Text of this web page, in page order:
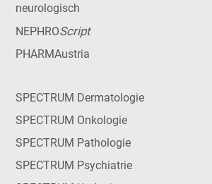
neurologisch
NEPHROScript
PHARMAustria
SPECTRUM Dermatologie
SPECTRUM Onkologie
SPECTRUM Pathologie
SPECTRUM Psychiatrie